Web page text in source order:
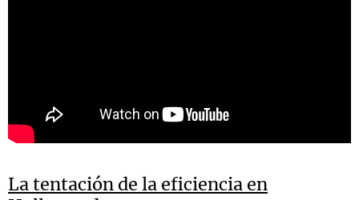
La tentación de la eficiencia en